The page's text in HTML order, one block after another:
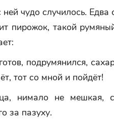
ней чудо случилось.
пирожок, такой
подрумянился,
тот со мной и пойдёт!
нимало не мешкая,
за пазуху.